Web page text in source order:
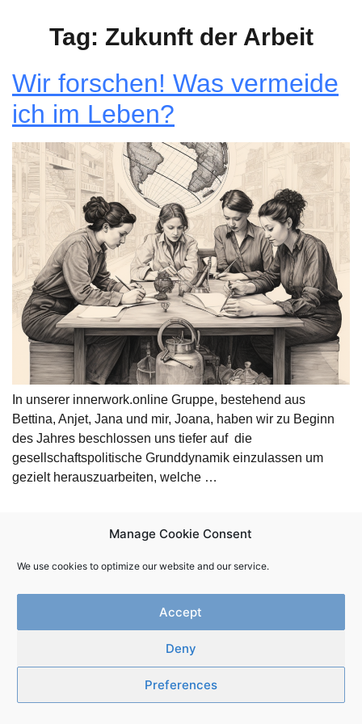
Manage Cookie Consent
We use cookies to optimize our website and our service.
Accept
Deny
Preferences
Tag: Zukunft der Arbeit
Wir forschen! Was vermeide
ich im Leben?
In unserer innerwork.online Gruppe, bestehend aus
Bettina, Anjet, Jana und mir, Joana, haben wir zu Beginn
des Jahres beschlossen uns tiefer auf die
gesellschaftspolitische Grunddynamik einzulassen um
gezielt herauszuarbeiten, welche …
Innerwork.online | Copyright 2025
KontaktImpressum